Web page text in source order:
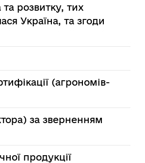
та розвитку, тих
Україна, та згоди
(агрономів-
за зверненням
продукції